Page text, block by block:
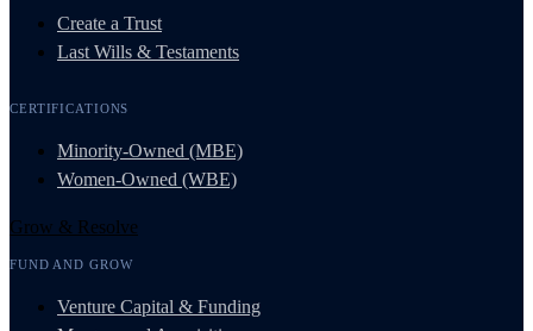
Create a Trust
Last Wills & Testaments
CERTIFICATIONS
Minority-Owned (MBE)
Women-Owned (WBE)
Grow & Resolve
FUND AND GROW
Venture Capital & Funding